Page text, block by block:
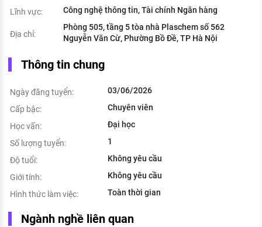
Lĩnh vực: Công nghệ thông tin, Tài chính Ngân hàng
Địa chỉ:
Phòng 505, tầng 5 tòa nhà Plaschem số 562
Nguyễn Văn Cừ, Phường Bồ Đề, TP Hà Nội
Thông tin chung
Ngày đăng tuyển:
03/06/2026
Cấp bậc:
Chuyên viên
Học vấn:
Đại học
Số lượng tuyển:
1
Độ tuổi:
Không yêu cầu
Giới tính:
Không yêu cầu
Hình thức làm việc:
Toàn thời gian
Ngành nghề liên quan